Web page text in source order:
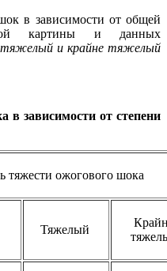
в зависимости от общей
картины и данных
тяжелый и крайне тяжелый
в зависимости от степени
тяжести ожогового шока
Тяжелый